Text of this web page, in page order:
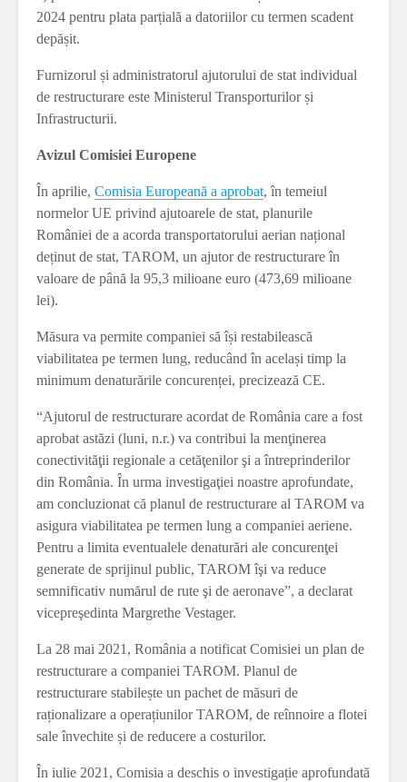
2024 pentru plata parțială a datoriilor cu termen scadent
depășit.
Furnizorul și administratorul ajutorului de stat individual
de restructurare este Ministerul Transporturilor și
Infrastructurii.
Avizul Comisiei Europene
În aprilie, Comisia Europeană a aprobat, în temeiul
normelor UE privind ajutoarele de stat, planurile
României de a acorda transportatorului aerian național
deținut de stat, TAROM, un ajutor de restructurare în
valoare de până la 95,3 milioane euro (473,69 milioane
lei).
Măsura va permite companiei să își restabilească
viabilitatea pe termen lung, reducând în același timp la
minimum denaturările concurenței, precizează CE.
“Ajutorul de restructurare acordat de România care a fost
aprobat astăzi (luni, n.r.) va contribui la menţinerea
conectivităţii regionale a cetăţenilor şi a întreprinderilor
din România. În urma investigaţiei noastre aprofundate,
am concluzionat că planul de restructurare al TAROM va
asigura viabilitatea pe termen lung a companiei aeriene.
Pentru a limita eventualele denaturări ale concurenţei
generate de sprijinul public, TAROM îşi va reduce
semnificativ numărul de rute şi de aeronave”, a declarat
vicepreşedinta Margrethe Vestager.
La 28 mai 2021, România a notificat Comisiei un plan de
restructurare a companiei TAROM. Planul de
restructurare stabilește un pachet de măsuri de
raționalizare a operațiunilor TAROM, de reînnoire a flotei
sale învechite și de reducere a costurilor.
În iulie 2021, Comisia a deschis o investigație aprofundată